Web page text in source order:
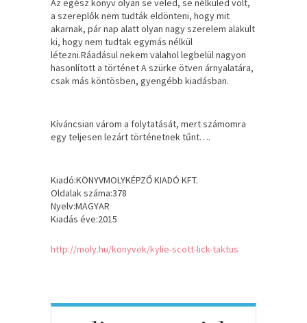
Az egész könyv olyan se veled, se nélküled volt,
a szereplők nem tudták eldönteni, hogy mit
akarnak, pár nap alatt olyan nagy szerelem alakult
ki, hogy nem tudtak egymás nélkül
létezni.Ráadásul nekem valahol legbelül nagyon
hasonlított a történet A szürke ötven árnyalatára,
csak más köntösben, gyengébb kiadásban.
Kíváncsian várom a folytatását, mert számomra
egy teljesen lezárt történetnek tűnt….
Kiadó:KÖNYVMOLYKÉPZŐ KIADÓ KFT.
Oldalak száma:378
Nyelv:MAGYAR
Kiadás éve:2015
http://moly.hu/konyvek/kylie-scott-lick-taktus